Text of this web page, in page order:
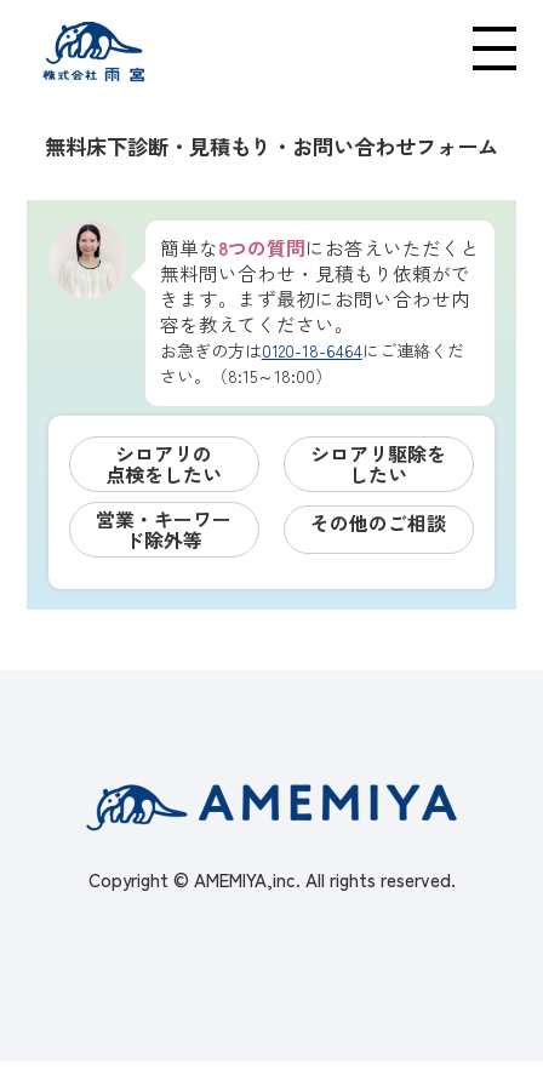
無料床下診断・見積もり・お問い合わせフォーム
簡単な8つの質問にお答えいただくと
無料問い合わせ・見積もり依頼がで
きます。まず最初にお問い合わせ内
容を教えてください。
お急ぎの方は0120-18-6464にご連絡くだ
さい。（8:15～18:00）
シロアリの
点検をしたい
シロアリ駆除を
したい
営業・キーワー
ド除外等
その他のご相談
Copyright © AMEMIYA,inc. All rights reserved.